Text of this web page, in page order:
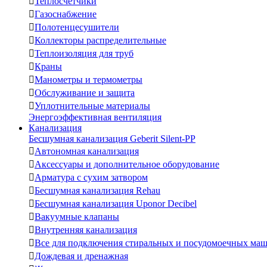
Газоснабжение
Полотенцесушители
Коллекторы распределительные
Теплоизоляция для труб
Краны
Манометры и термометры
Обслуживание и защита
Уплотнительные материалы
Энергоэффективная вентиляция
Канализация
Бесшумная канализация Geberit Silent-PP
Автономная канализация
Аксессуары и дополнительное оборудование
Арматура с сухим затвором
Бесшумная канализация Rehau
Бесшумная канализация Uponor Decibel
Вакуумные клапаны
Внутренняя канализация
Все для подключения стиральных и посудомоечных
Дождевая и дренажная